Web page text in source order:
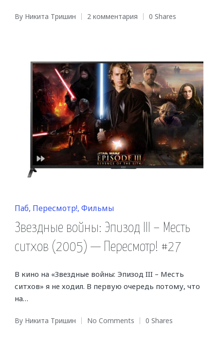
Posted
By Никита Тришин 2 комментария 0 Shares
Posted
in
Паб Пересмотр! Фильмы
Звездные войны: Эпизод III – Месть
ситхов (2005) — Пересмотр! #27
В кино на «Звездные войны: Эпизод III – Месть
ситхов» я не ходил. В первую очередь потому, что
на…
Posted
By Никита Тришин No Comments 0 Shares